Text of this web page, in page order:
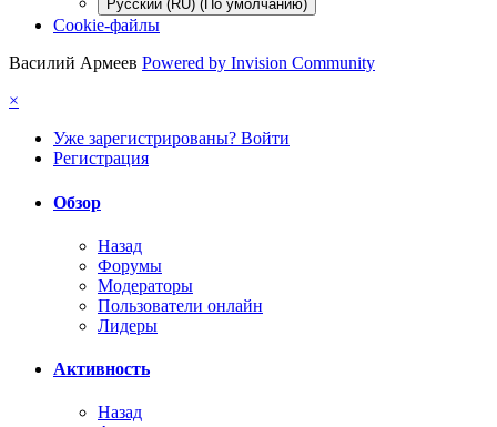
Русский (RU) (По умолчанию)
Cookie-файлы
Василий Армеев Powered by Invision Community
×
Уже зарегистрированы? Войти
Регистрация
Обзор
Назад
Форумы
Модераторы
Пользователи онлайн
Лидеры
Активность
Назад